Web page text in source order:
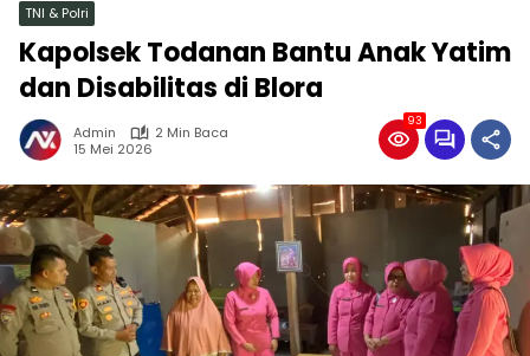
TNI & Polri
Kapolsek Todanan Bantu Anak Yatim
dan Disabilitas di Blora
Admin
2 Min Baca
15 Mei 2026
93